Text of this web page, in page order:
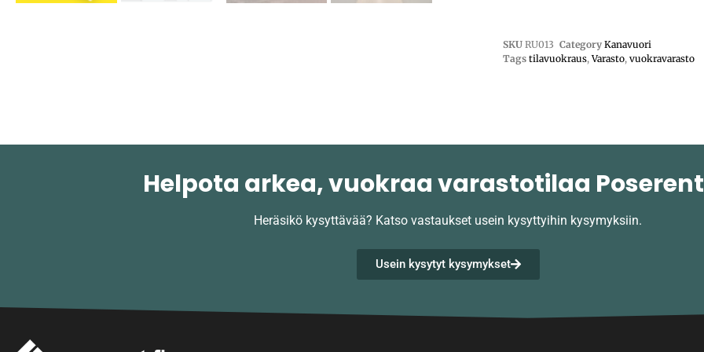
SKU RU013 Category Kanavuori
Tags tilavuokraus,Varasto, vuokravarasto
Helpota arkea, vuokraa varastotilaa
Heräsikö kysyttävää? Katso vastaukset usein kysyttyihin kysymyksiin.
Usein kysytyt kysymykset